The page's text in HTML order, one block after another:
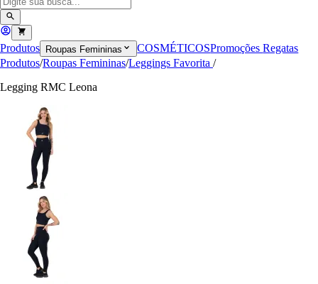
Produtos Roupas Femininas COSMÉTICOSPromoçõesRegatas
Produtos/Roupas Femininas/Leggings Favorita /
Legging RMC Leona